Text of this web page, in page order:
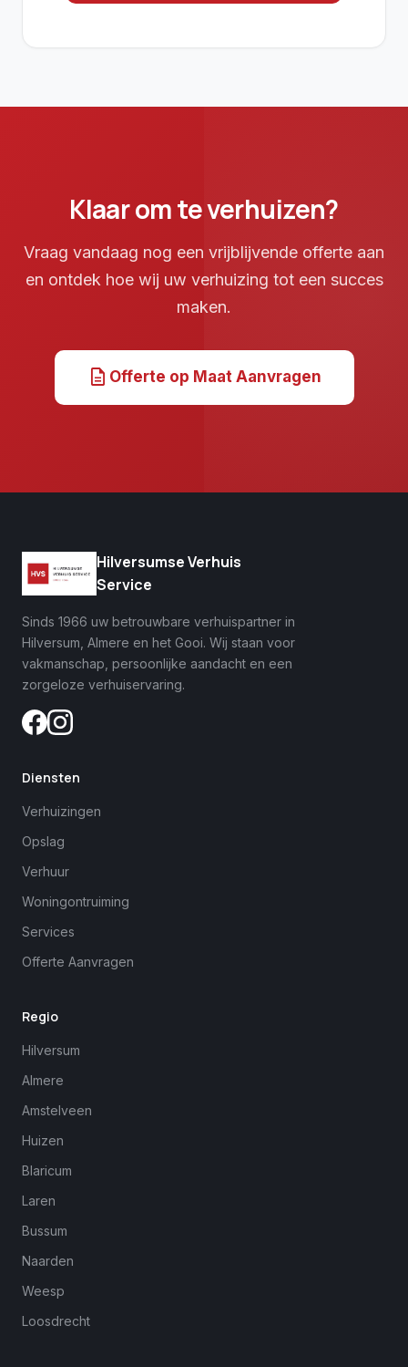
Klaar om te verhuizen?
Vraag vandaag nog een vrijblijvende offerte aan
en ontdek hoe wij uw verhuizing tot een succes
maken.
description Offerte op Maat Aanvragen
Hilversumse Verhuis
Service
Sinds 1966 uw betrouwbare verhuispartner in
Hilversum, Almere en het Gooi. Wij staan voor
vakmanschap, persoonlijke aandacht en een
zorgeloze verhuiservaring.
Diensten
Verhuizingen
Opslag
Verhuur
Woningontruiming
Services
Offerte Aanvragen
Regio
Hilversum
Almere
Amstelveen
Huizen
Blaricum
Laren
Bussum
Naarden
Weesp
LoosdrechtMargreet